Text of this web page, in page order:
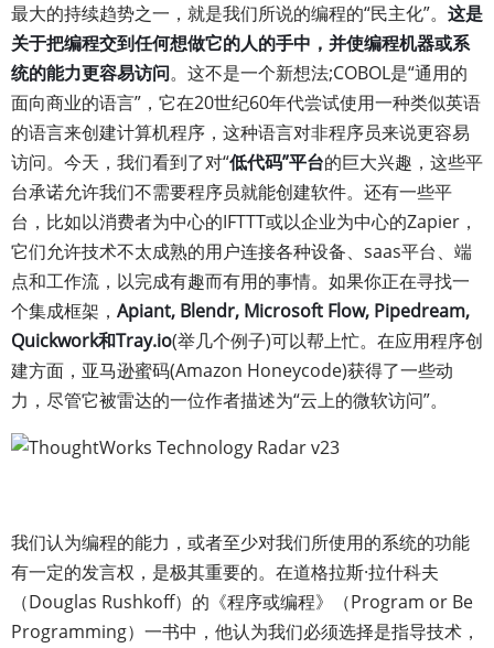
最大的持续趋势之一，就是我们所说的编程的“民主化”。 这是
关于把编程交到任何想做它的人的手中，并使编程机器或系
统的能力更容易访问。这不是一个新想法;COBOL是“通用的
面向商业的语言”，它在20世纪60年代尝试使用一种类似英语
的语言来创建计算机程序，这种语言对非程序员来说更容易
访问。今天，我们看到了对“低代码”平台的巨大兴趣，这些平
台承诺允许我们不需要程序员就能创建软件。还有一些平
台，比如以消费者为中心的IFTTT或以企业为中心的Zapier，
它们允许技术不太成熟的用户连接各种设备、saas平台、端
点和工作流，以完成有趣而有用的事情。如果你正在寻找一
个集成框架， Apiant, Blendr, Microsoft Flow, Pipedream,
Quickwork和Tray.io(举几个例子)可以帮上忙。在应用程序创
建方面，亚马逊蜜码(Amazon Honeycode)获得了一些动
力，尽管它被雷达的一位作者描述为“云上的微软访问”。
我们认为编程的能力，或者至少对我们所使用的系统的功能
有一定的发言权，是极其重要的。在道格拉斯·拉什科夫
（Douglas Rushkoff）的《程序或编程》（Program or Be
Programming）一书中，他认为我们必须选择是指导技术，